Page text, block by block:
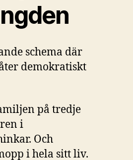
schema där
demokratiskt
på tredje
i
Och
i hela sitt liv.